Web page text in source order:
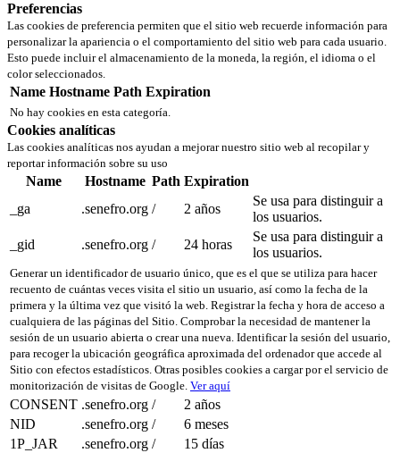
Preferencias
Las cookies de preferencia permiten que el sitio web recuerde información para
personalizar la apariencia o el comportamiento del sitio web para cada usuario.
Esto puede incluir el almacenamiento de la moneda, la región, el idioma o el
color seleccionados.
Name Hostname Path Expiration
No hay cookies en esta categoría.
Cookies analíticas
Las cookies analíticas nos ayudan a mejorar nuestro sitio web al recopilar y
reportar información sobre su uso
Name Hostname Path Expiration
_ga
.senefro.org / 2 años
Se usa para distinguir a
los usuarios.
_gid
.senefro.org / 24 horas
Se usa para distinguir a
los usuarios.
Generar un identificador de usuario único, que es el que se utiliza para hacer
recuento de cuántas veces visita el sitio un usuario, así como la fecha de la
primera y la última vez que visitó la web. Registrar la fecha y hora de acceso a
cualquiera de las páginas del Sitio. Comprobar la necesidad de mantener la
sesión de un usuario abierta o crear una nueva. Identificar la sesión del usuario,
para recoger la ubicación geográfica aproximada del ordenador que accede al
Sitio con efectos estadísticos. Otras posibles cookies a cargar por el servicio de
monitorización de visitas de Google. Ver aquí
CONSENT .senefro.org /
2 años
NID
.senefro.org /
6 meses
1P_JAR
.senefro.org / 15 días